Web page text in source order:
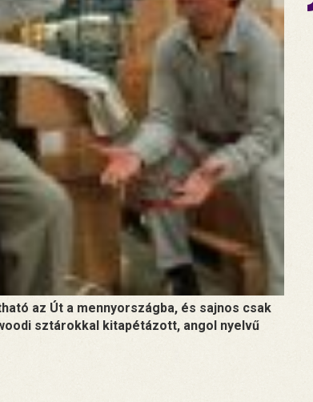
az Út a mennyországba, és sajnos csak
sztárokkal kitapétázott, angol nyelvű